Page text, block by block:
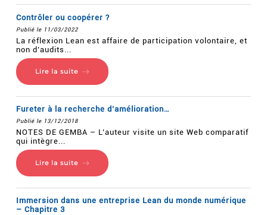
Contrôler ou coopérer ?
Publié le 11/03/2022
La réflexion Lean est affaire de participation volontaire, et
non d’audits...
Lire la suite
Fureter à la recherche d’amélioration…
Publié le 13/12/2018
NOTES DE GEMBA – L’auteur visite un site Web comparatif
qui intègre...
Lire la suite
Immersion dans une entreprise Lean du monde numérique
– Chapitre 3